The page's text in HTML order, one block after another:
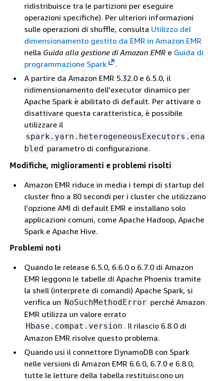
20,20260120,1
4,14,355-
280,713.amzn2
18
ridistribuisce tra le partizioni per eseguire
operazioni specifiche). Per ulteriori informazioni
sulle operazioni di shuffle, consulta Utilizzo del
dimensionamento gestito da EMR in Amazon EMR
nella Guida alla gestione di Amazon EMR e Guida di
programmazione Spark
.
A partire da Amazon EMR 5.32.0 e 6.5.0, il
ridimensionamento dell'executor dinamico per
Apache Spark è abilitato di default. Per attivare o
disattivare questa caratteristica, è possibile
utilizzare il
spark.yarn.heterogeneousExecutors.ena
bled parametro di configurazione.
Modifiche, miglioramenti e problemi risolti
Amazon EMR riduce in media i tempi di startup del
cluster fino a 80 secondi per i cluster che utilizzano
l'opzione AMI di default EMR e installano solo
applicazioni comuni, come Apache Hadoop, Apache
Spark e Apache Hive.
Problemi noti
Quando le release 6.5.0, 6.6.0 o 6.7.0 di Amazon
EMR leggono le tabelle di Apache Phoenix tramite
la shell (interprete di comandi) Apache Spark, si
verifica un NoSuchMethodError perché Amazon
EMR utilizza un valore errato
Hbase.compat.version . Il rilascio 6.8.0 di
Amazon EMR risolve questo problema.
Quando usi il connettore DynamoDB con Spark
nelle versioni di Amazon EMR 6.6.0, 6.7.0 e 6.8.0,
tutte le letture della tabella restituiscono un